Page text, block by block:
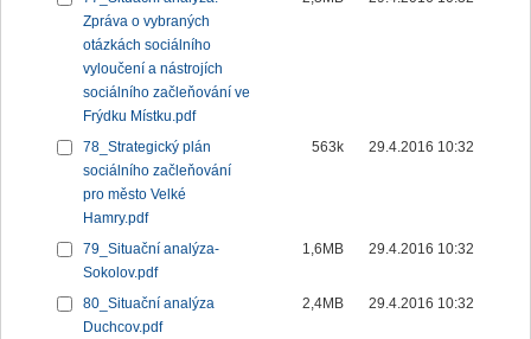
Zpráva o vybraných
otázkách sociálního
vyloučení a nástrojích
sociálního začleňování ve
Frýdku Místku.pdf
78_Strategický plán
sociálního začleňování
pro město Velké
Hamry.pdf
563k 29.4.2016 10:32
79_Situační analýza-
Sokolov.pdf
1,6MB 29.4.2016 10:32
80_Situační analýza
Duchcov.pdf
2,4MB 29.4.2016 10:32